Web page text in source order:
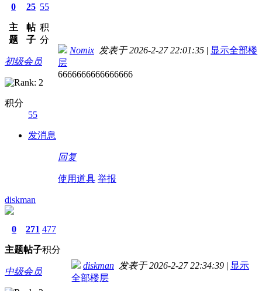
0
主
题
25
帖
子
55
积
分
初级会员
积分
55
发消息
Nomix 发表于 2026-2-27 22:01:35 | 显示全部楼
层
6666666666666666
回复
使用道具 举报
diskman
0
主题
271
帖子
477
积分
中级会员
diskman 发表于 2026-2-27 22:34:39 | 显示
全部楼层